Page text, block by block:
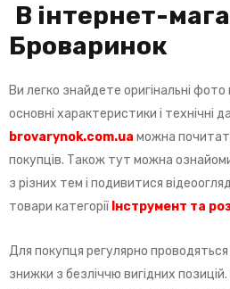
В інтернет-
Броваринок
Ви легко знайдете оригінальні
основні характеристики і технічні
brovarynok.com.ua можна
покупців. Також тут можна
з різних тем і подивитися
товари категорії Інструмент та
Для покупця регулярно проводяться
знижки з безліччю вигідних